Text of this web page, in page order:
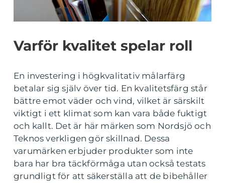
Varför kvalitet spelar roll
En investering i högkvalitativ målarfärg
betalar sig själv över tid. En kvalitetsfärg står
bättre emot väder och vind, vilket är särskilt
viktigt i ett klimat som kan vara både fuktigt
och kallt. Det är här märken som Nordsjö och
Teknos verkligen gör skillnad. Dessa
varumärken erbjuder produkter som inte
bara har bra täckförmåga utan också testats
grundligt för att säkerställa att de bibehåller